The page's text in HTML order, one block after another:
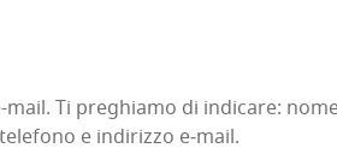
mail. Ti pre­ghia­mo di indi­ca­re:
e indi­riz­zo e‑mail.